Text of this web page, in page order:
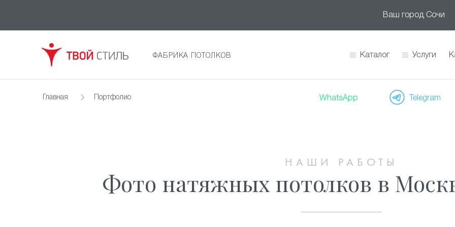
Ваш город Сочи
ФАБРИКА ПОТОЛКОВ Каталог Услуги
Главная Портфолио WhatsApp Telegram
НАШИ РАБОТЫ
Фото натяжных потолков в